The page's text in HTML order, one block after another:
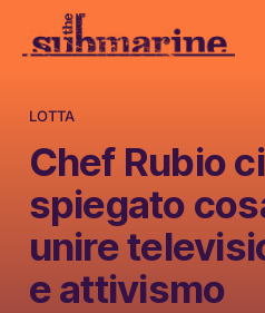
LOTTA
Chef Rubio
spiegato
unire
e attivismo